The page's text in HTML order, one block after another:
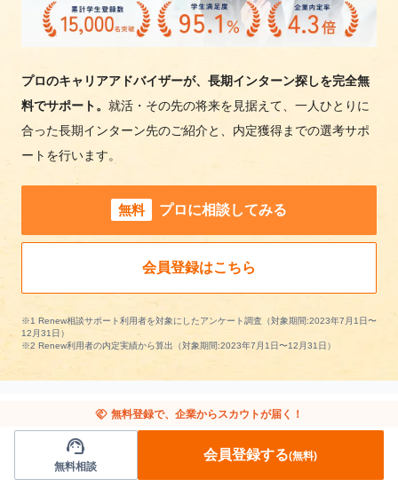
プロのキャリアアドバイザーが、長期インターン探しを完全無
料でサポート。 就活・その先の将来を見据えて、一人ひとりに
合った長期インターン先のご紹介と、内定獲得までの選考サポ
ートを行います。
無料 プロに相談してみる
会員登録はこちら
※1 Renew相談サポート利用者を対象にしたアンケート調査（対象期間:2023年7月1日〜
12月31日）
※2 Renew利用者の内定実績から算出（対象期間:2023年7月1日〜12月31日）
他の条件から長期インターンを探す
handshake 無料登録で、企業からスカウトが届く！
support_agent
無料相談
会員登録する(無料)